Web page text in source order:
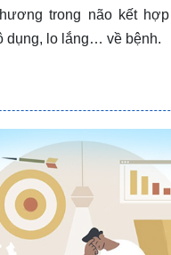
trong não kết
dụng, lo lắng… về bệnh.